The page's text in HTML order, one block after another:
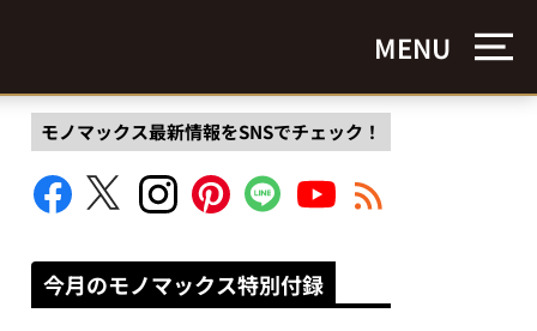
MENU
モノマックス最新情報をSNSでチェック！
今月のモノマックス特別付録